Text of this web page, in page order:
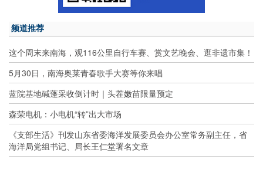
频道推荐
这个周末来南海，观116公里自行车赛、赏文艺晚会、逛非遗市集！
5月30日，南海奥莱青春歌手大赛等你来唱
蓝院基地碱蓬采收倒计时｜头茬嫩苗限量预定
森荣电机：小电机“转”出大市场
《支部生活》刊发山东省委海洋发展委员会办公室常务副主任，省
海洋局党组书记、局长王仁堂署名文章